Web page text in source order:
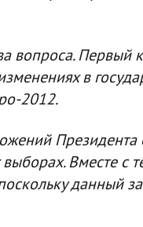
вопроса. Первый
в
2012.
Президента
Вместе с
данный